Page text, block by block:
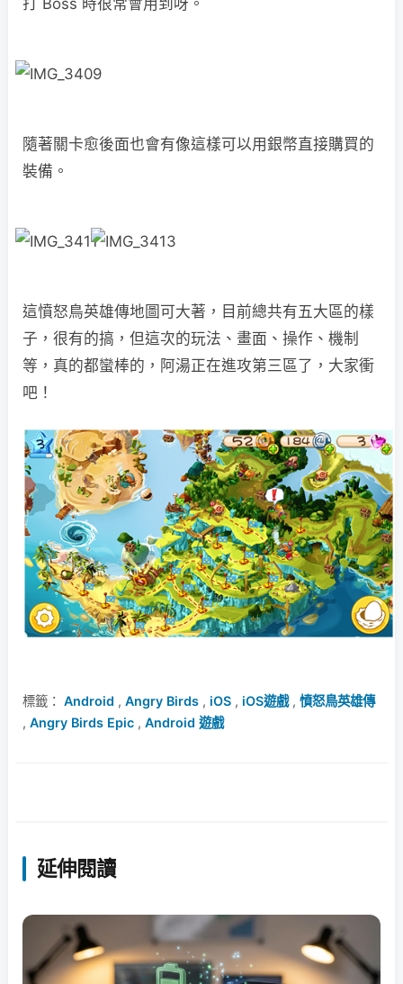
隨著關卡愈後面也會有像這樣可以用銀幣直接購買的
裝備。
這憤怒鳥英雄傳地圖可大著，目前總共有五大區的樣
子，很有的搞，但這次的玩法、畫面、操作、機制
等，真的都蠻棒的，阿湯正在進攻第三區了，大家衝
吧！
標籤： Android , Angry Birds , iOS , iOS遊戲, 憤怒鳥英雄傳
, Angry Birds Epic , Android 遊戲
延伸閱讀